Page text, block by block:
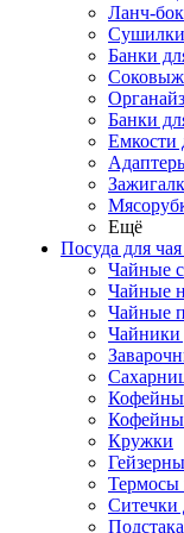
Ланч-
Сушилки
Банки
Банки
Емкости
Ещё
Посуда для
Чайные
Чайные
Чайные
Чайники
Кружки
Термосы
Ситечки